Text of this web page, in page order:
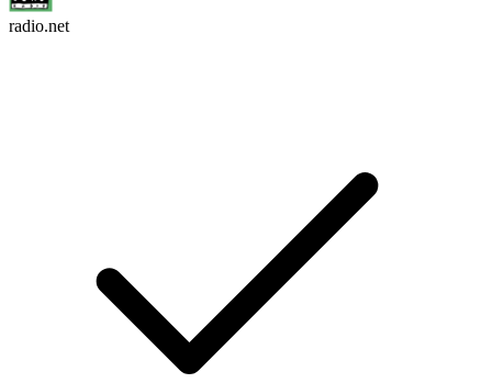
radio.net